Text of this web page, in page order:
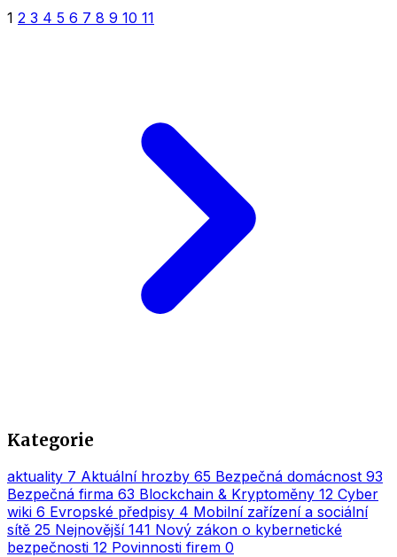
1 2 3 4 5 6 7 8 9 10 11
Kategorie
aktuality 7 Aktuální hrozby 65 Bezpečná domácnost 93
Bezpečná firma 63 Blockchain & Kryptoměny 12 Cyber
wiki 6 Evropské předpisy 4 Mobilní zařízení a sociální
sítě 25 Nejnovější 141 Nový zákon o kybernetické
bezpečnosti 12 Povinnosti firem 0